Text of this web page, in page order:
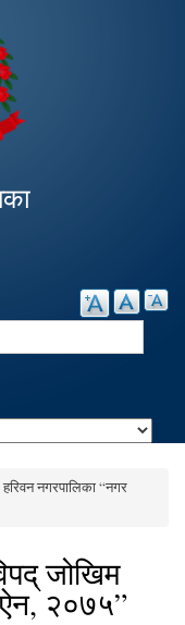
नगरपालिका “नगर
जोखिम
२०७५”